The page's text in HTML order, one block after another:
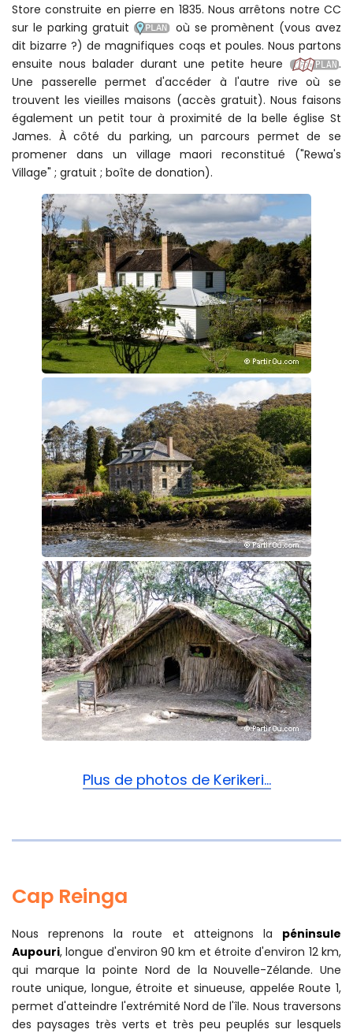
Store construite en pierre en 1835. Nous arrêtons notre CC
sur le parking gratuit
où se promènent (vous avez
dit bizarre ?) de magnifiques coqs et poules. Nous partons
ensuite nous balader durant une petite heure
.
Une passerelle permet d'accéder à l'autre rive où se
trouvent les vieilles maisons (accès gratuit). Nous faisons
également un petit tour à proximité de la belle église St
James. À côté du parking, un parcours permet de se
promener dans un village maori reconstitué ("Rewa's
Village" ; gratuit ; boîte de donation).
Plus de photos de Kerikeri...
Cap Reinga
Nous reprenons la route et atteignons la péninsule
Aupouri, longue d'environ 90 km et étroite d'environ 12 km,
qui marque la pointe Nord de la Nouvelle-Zélande. Une
route unique, longue, étroite et sinueuse, appelée Route 1,
permet d'atteindre l'extrémité Nord de l'île. Nous traversons
des paysages très verts et très peu peuplés sur lesquels